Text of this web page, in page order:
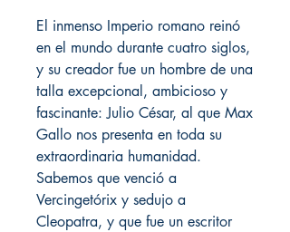
El inmenso Imperio romano reinó
en el mundo durante cuatro siglos,
y su creador fue un hombre de una
talla excepcional, ambicioso y
fascinante: Julio César, al que Max
Gallo nos presenta en toda su
extraordinaria humanidad.
Sabemos que venció a
Vercingetórix y sedujo a
Cleopatra, y que fue un escritor